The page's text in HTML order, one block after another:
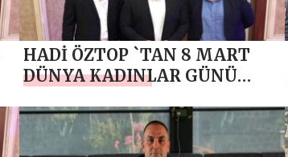
HADİ ÖZTOP `TAN 8 MART
DÜNYA KADINLAR GÜNÜ